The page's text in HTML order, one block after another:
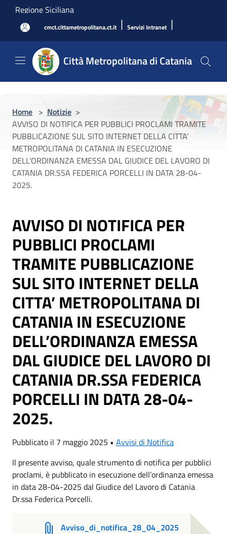
Salta al contenuto principale
Regione Siciliana
cmct.cittametropolitana.ct.it | Servizi Intranet |
Città Metropolitana di Catania
Home > Notizie >
AVVISO DI NOTIFICA PER PUBBLICI PROCLAMI TRAMITE
PUBBLICAZIONE SUL SITO INTERNET DELLA CITTA’
METROPOLITANA DI CATANIA IN ESECUZIONE
DELL’ORDINANZA EMESSA DAL GIUDICE DEL LAVORO DI
CATANIA DR.SSA FEDERICA PORCELLI IN DATA 28-04-
2025.
AVVISO DI NOTIFICA PER
PUBBLICI PROCLAMI
TRAMITE PUBBLICAZIONE
SUL SITO INTERNET DELLA
CITTA’ METROPOLITANA DI
CATANIA IN ESECUZIONE
DELL’ORDINANZA EMESSA
DAL GIUDICE DEL LAVORO DI
CATANIA DR.SSA FEDERICA
PORCELLI IN DATA 28-04-
2025.
Pubblicato il 7 maggio 2025 • Avvisi di Notifica
Il presente avviso, quale strumento di notifica per pubblici
proclami, è pubblicato in esecuzione dell’ordinanza emessa
in data 28-04-2025 dal Giudice del Lavoro di Catania
Dr.ssa Federica Porcelli.
Avviso_di_notifica_28_04_2025